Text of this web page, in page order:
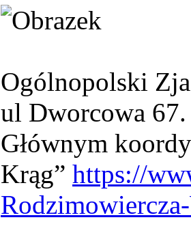
Ogólnopolski
ul Dworcowa 67.
Głównym
Krąg” https://